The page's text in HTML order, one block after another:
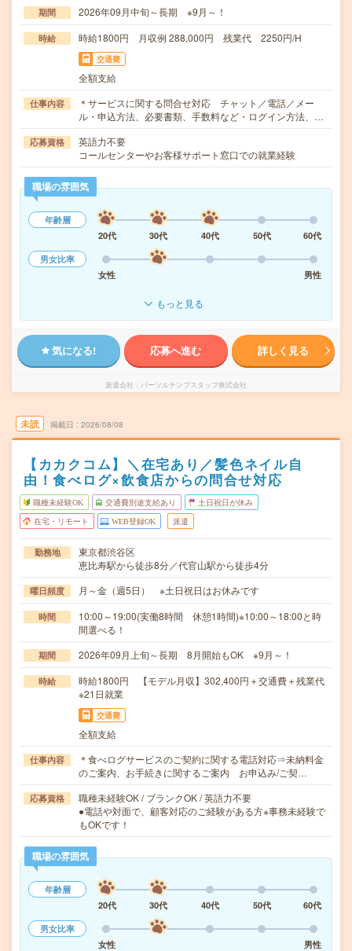
期間 2026年09月中旬～長期 ※9月～！
時給 時給1800円 月収例 288,000円 残業代 2250円/H
交通費
全額支給
仕事内容
＊サービスに関する問合せ対応 チャット／電話／メー
ル・申込方法、必要書類、手数料など・ログイン方法、…
応募資格
英語力不要
コールセンターやお客様サポート窓口での就業経験
職場の雰囲気
年齢層
20代
30代 40代 50代
60代
男女比率
女性
男性
もっと見る
気になる! 応募へ進む 詳しく見る
派遣会社 パーソルテンプスタッフ株式会社
未読 掲載日 2026/08/08
【カカクコム】＼在宅あり／髪色ネイル自
由！食べログ×飲食店からの問合せ対応
職種未経験OK 交通費別途支給あり 土日祝日が休み
在宅・リモート WEB登録OK 派遣
勤務地
東京都渋谷区
恵比寿駅から徒歩8分／代官山駅から徒歩4分
曜日頻度 月～金（週5日） ※土日祝日はお休みです
時間
10:00～19:00(実働8時間 休憩1時間)※10:00～18:00と時
間選べる！
期間 2026年09月上旬～長期 8月開始もOK ※9月～！
時給
時給1800円 【モデル月収】302,400円＋交通費＋残業代
※21日就業
交通費
全額支給
仕事内容
＊食べログサービスのご契約に関する電話対応⇒未納料金
のご案内、お手続きに関するご案内 お申込み/ご契…
応募資格
職種未経験OK / ブランクOK / 英語力不要
●電話や対面で、顧客対応のご経験がある方※事務未経験で
もOKです！
職場の雰囲気
年齢層
20代
30代 40代 50代
60代
男女比率
女性
男性